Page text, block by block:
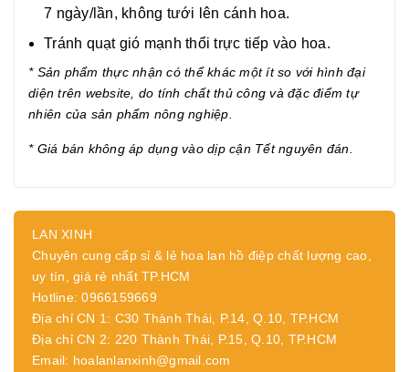
7 ngày/lần, không tưới lên cánh hoa.
Tránh quạt gió mạnh thổi trực tiếp vào hoa.
* Sản phẩm thực nhận có thể khác một ít so với hình đại
diện trên website, do tính chất thủ công và đặc điểm tự
nhiên của sản phẩm nông nghiệp.
* Giá bán không áp dụng vào dịp cận Tết nguyên đán.
LAN XINH
Chuyên cung cấp sỉ & lẻ hoa lan hồ điệp chất lượng cao,
uy tín, giá rẻ nhất TP.HCM
Hotline: 0966159669
Địa chỉ CN 1: C30 Thành Thái, P.14, Q.10, TP.HCM
Địa chỉ CN 2: 220 Thành Thái, P.15, Q.10, TP.HCM
Email: hoalanlanxinh@gmail.com